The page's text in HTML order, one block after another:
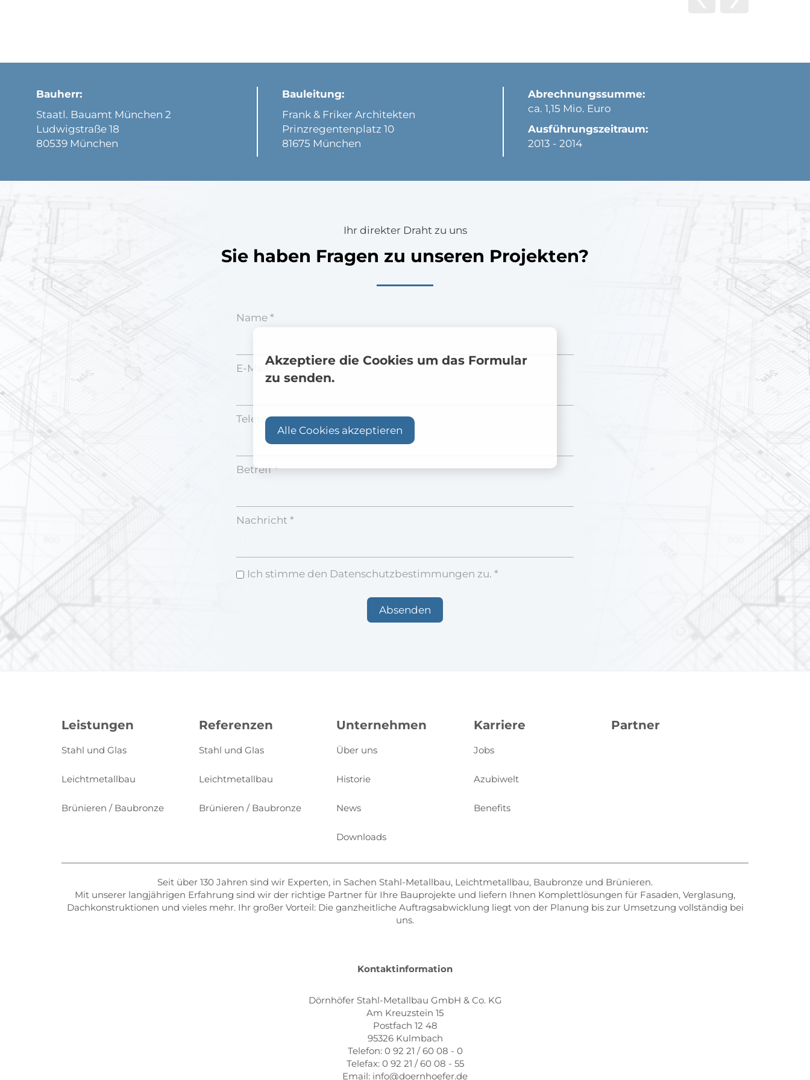
Bauherr:
Staatl. Bauamt München 2
Ludwigstraße 18
80539 München
Bauleitung:
Frank & Friker Architekten
Prinzregentenplatz 10
81675 München
Abrechnungssumme:
ca. 1,15 Mio. Euro
Ausführungszeitraum:
2013 - 2014
Ihr direkter Draht zu uns
Sie haben Fragen zu unseren Projekten?
Name *
E-Mail *
Telefonnummer
Betreff *
Nachricht *
Ich stimme den Datenschutzbestimmungen zu. *
Akzeptiere die Cookies um das Formular
zu senden.
Alle Cookies akzeptieren
Leistungen
Stahl und Glas
Leichtmetallbau
Brünieren / Baubronze
Referenzen
Stahl und Glas
Leichtmetallbau
Brünieren / Baubronze
Unternehmen
Über uns
Historie
News
Downloads
Karriere
Jobs
Azubiwelt
Benefits
Partner
Seit über 130 Jahren sind wir Experten, in Sachen Stahl-Metallbau, Leichtmetallbau, Baubronze und Brünieren.
Mit unserer langjährigen Erfahrung sind wir der richtige Partner für Ihre Bauprojekte und liefern Ihnen Komplettlösungen für Fasaden, Verglasung,
Dachkonstruktionen und vieles mehr. Ihr großer Vorteil: Die ganzheitliche Auftragsabwicklung liegt von der Planung bis zur Umsetzung vollständig bei
uns.
Kontaktinformation
Dörnhöfer Stahl-Metallbau GmbH & Co. KG
Am Kreuzstein 15
Postfach 12 48
95326 Kulmbach
Telefon: 0 92 21 / 60 08 - 0
Telefax: 0 92 21 / 60 08 - 55
Email: info@doernhoefer.de